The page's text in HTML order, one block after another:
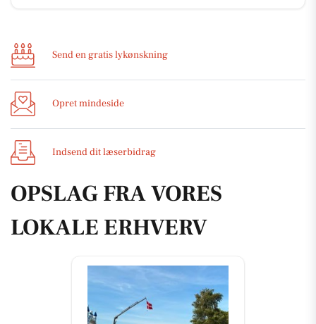
Send en gratis lykønskning
Opret mindeside
Indsend dit læserbidrag
OPSLAG FRA VORES
LOKALE ERHVERV